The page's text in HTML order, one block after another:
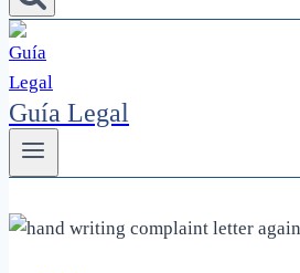
Guía Legal